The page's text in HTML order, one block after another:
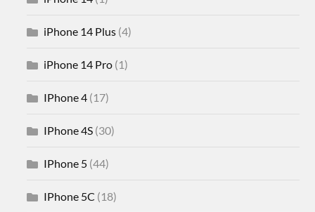
iPhone 14 Plus (4)
iPhone 14 Pro (1)
IPhone 4 (17)
IPhone 4S (30)
IPhone 5 (44)
IPhone 5C (18)